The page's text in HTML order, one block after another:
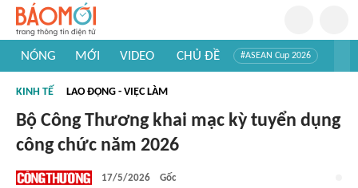
NÓNG MỚI VIDEO CHỦ ĐỀ #ASEAN Cup 2026
#Khám phá thế giới
KINH TẾ LAO ĐỘNG - VIỆC LÀM
Bộ Công Thương khai mạc kỳ tuyển dụng
công chức năm 2026
17/5/2026 Gốc